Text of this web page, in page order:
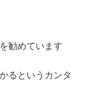
勧めています
るというカンタ